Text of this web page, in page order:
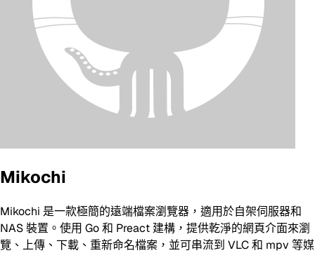
Mikochi
Mikochi 是一款極簡的遠端檔案瀏覽器，適用於自架伺服器和
NAS 裝置。使用 Go 和 Preact 建構，提供乾淨的網頁介面來瀏
覽、上傳、下載、重新命名檔案，並可串流到 VLC 和 mpv 等媒